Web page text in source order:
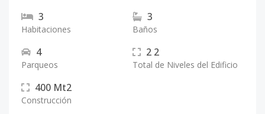
3
Habitaciones
3
Baños
4
Parqueos
2 2
Total de Niveles del Edificio
400 Mt2
Construcción